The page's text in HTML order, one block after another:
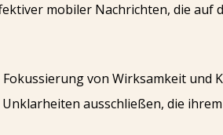
mobiler Nachrichten, die auf
von Wirksamkeit und
ausschließen, die